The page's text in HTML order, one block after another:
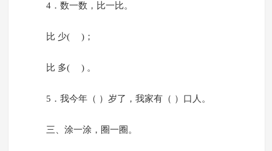
4．数一数，比一比。
比 少( )；
比 多( ) 。
5．我今年（ ）岁了，我家有（ ）口人。
三、涂一涂，圈一圈。